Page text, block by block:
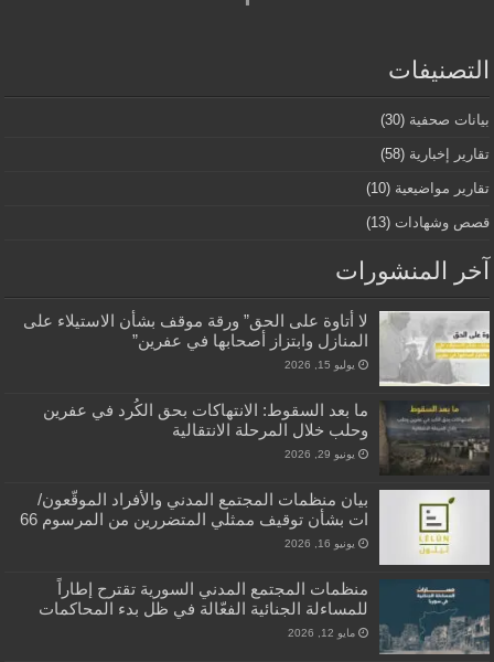
التصنيفات
بيانات صحفية (30)
تقارير إخبارية (58)
تقارير مواضيعية (10)
قصص وشهادات (13)
آخر المنشورات
لا أتاوة على الحق” ورقة موقف بشأن الاستيلاء على
المنازل وابتزاز أصحابها في عفرين”
يوليو 15, 2026
ما بعد السقوط: الانتهاكات بحق الكُرد في عفرين
وحلب خلال المرحلة الانتقالية
يونيو 29, 2026
بيان منظمات المجتمع المدني والأفراد الموقّعون/
ات بشأن توقيف ممثلي المتضررين من المرسوم 66
يونيو 16, 2026
منظمات المجتمع المدني السورية تقترح إطاراً
للمساءلة الجنائية الفعّالة في ظل بدء المحاكمات
مايو 12, 2026